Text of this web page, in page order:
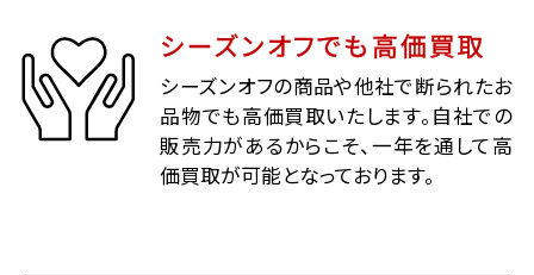
シーズンオフでも高価買取
シーズンオフの商品や他社で断られたお
品物でも高価買取いたします。自社での
販売力があるからこそ、一年を通して高
価買取が可能となっております。